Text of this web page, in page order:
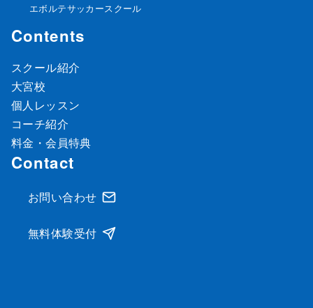
エボルテサッカースクール
Contents
スクール紹介
大宮校
個人レッスン
コーチ紹介
料金・会員特典
Contact
お問い合わせ
無料体験受付